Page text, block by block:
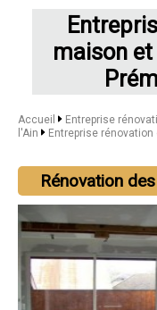
maison
Accueil
Entreprise
l'Ain
Entreprise
Rénovation